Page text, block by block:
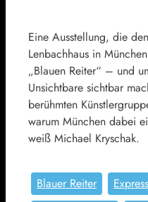
Eine Ausstellung, die
Lenbachhaus in
„Blauen Reiter“ – und
Unsichtbare sichtbar
berühmten
warum München dabei
weiß Michael Kryschak.
Blauer Reiter